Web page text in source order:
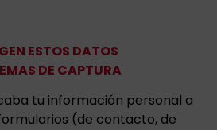
ESTOS DATOS
DE CAPTURA
tu información personal a
(de contacto, de